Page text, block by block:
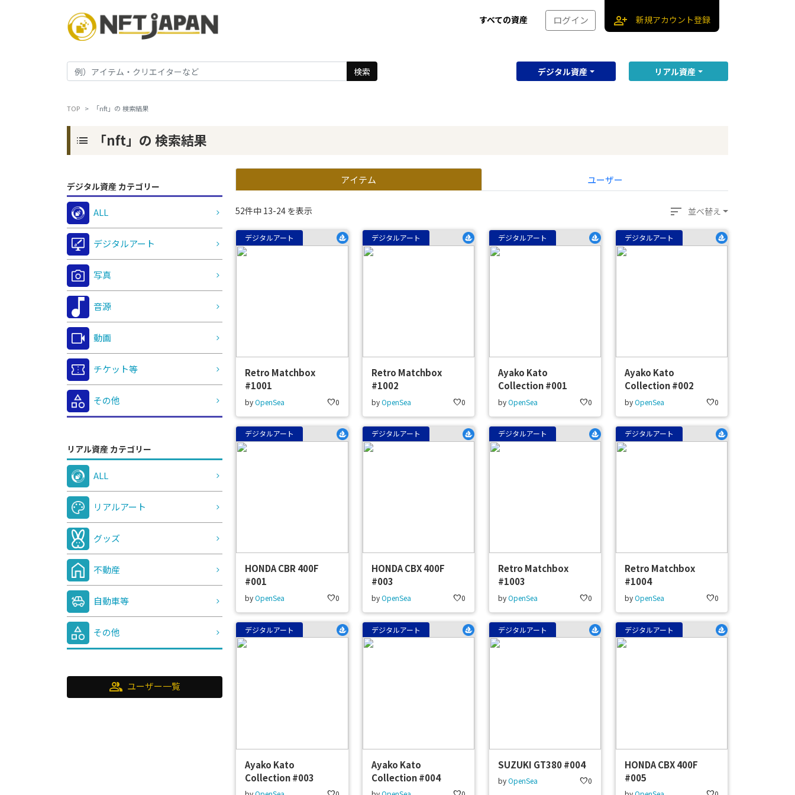
すべての資産 ログイン person_add 新規アカウント登録
検索 デジタル資産 リアル資産
TOP 「nft」の 検索結果
list 「nft」の 検索結果
デジタル資産 カテゴリー
ALL
デジタルアート
写真
音源
動画
チケット等
その他
リアル資産 カテゴリー
ALL
リアルアート
グッズ
不動産
自動車等
その他
group ユーザー一覧
アイテム ユーザー
52件中 13-24 を表示 sort 並べ替え
デジタルアート
Retro Matchbox
#1001
byOpenSea favorite0
デジタルアート
Retro Matchbox
#1002
byOpenSea favorite0
デジタルアート
Ayako Kato
Collection #001
byOpenSea favorite0
デジタルアート
Ayako Kato
Collection #002
byOpenSea favorite0
デジタルアート
HONDA CBR 400F
#001
byOpenSea favorite0
デジタルアート
HONDA CBX 400F
#003
byOpenSea favorite0
デジタルアート
Retro Matchbox
#1003
byOpenSea favorite0
デジタルアート
Retro Matchbox
#1004
byOpenSea favorite0
デジタルアート
Ayako Kato
Collection #003
デジタルアート
Ayako Kato
Collection #004
デジタルアート
SUZUKI GT380 #004
byOpenSea favorite0
デジタルアート
HONDA CBX 400F
#005